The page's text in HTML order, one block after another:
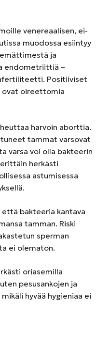
venereaalisen, ei­
muodossa esiintyy
ja
endometriittiä –
Positiiviset
ovat oireettomia
harvoin aborttia.
tammat varsovat
varsa voi olla bakteerin
herkästi
astumisessa
bakteeria kantava
tamman. Riski
sperman
ei olematon.
oriasemilla
pesusankojen ja
hyvää hygieniaa ei